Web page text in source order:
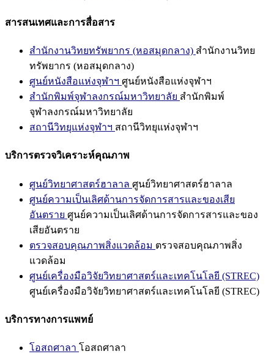
สารสนเทศและการสื่อสาร
สำนักงานวิทยทรัพยากร (หอสมุดกลาง) สำนักงานวิทย
ทรัพยากร (หอสมุดกลาง)
ศูนย์หนังสือแห่งจุฬาฯ ศูนย์หนังสือแห่งจุฬาฯ
สำนักพิมพ์จุฬาลงกรณ์มหาวิทยาลัย สำนักพิมพ์
จุฬาลงกรณ์มหาวิทยาลัย
สถานีวิทยุแห่งจุฬาฯ สถานีวิทยุแห่งจุฬาฯ
บริการตรวจวิเคราะห์คุณภาพ
ศูนย์วิทยาศาสตร์ฮาลาล ศูนย์วิทยาศาสตร์ฮาลาล
ศูนย์ความเป็นเลิศด้านการจัดการสารและของเสีย
อันตราย ศูนย์ความเป็นเลิศด้านการจัดการสารและของ
เสียอันตราย
ตรวจสอบคุณภาพสิ่งแวดล้อม ตรวจสอบคุณภาพสิ่ง
แวดล้อม
ศูนย์เครื่องมือวิจัยวิทยาศาสตร์และเทคโนโลยี (STREC)
ศูนย์เครื่องมือวิจัยวิทยาศาสตร์และเทคโนโลยี (STREC)
บริการทางการแพทย์
โอสถศาลา โอสถศาลา